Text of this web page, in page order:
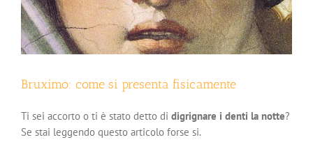
Bruximo: come si presenta fisicamente
Ti sei accorto o ti è stato detto di digrignare i denti la notte?
Se stai leggendo questo articolo forse si.